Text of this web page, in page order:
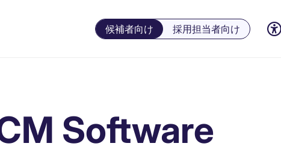
候補者向け 採用担当者向け
Software